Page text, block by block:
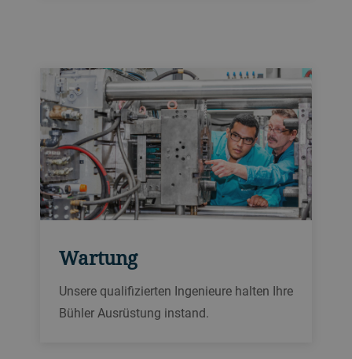
Wartung
Unsere qualifizierten Ingenieure halten Ihre
Bühler Ausrüstung instand.